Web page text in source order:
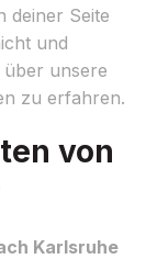
deiner Seite
und
unsere
zu erfahren.
von
Karlsruhe